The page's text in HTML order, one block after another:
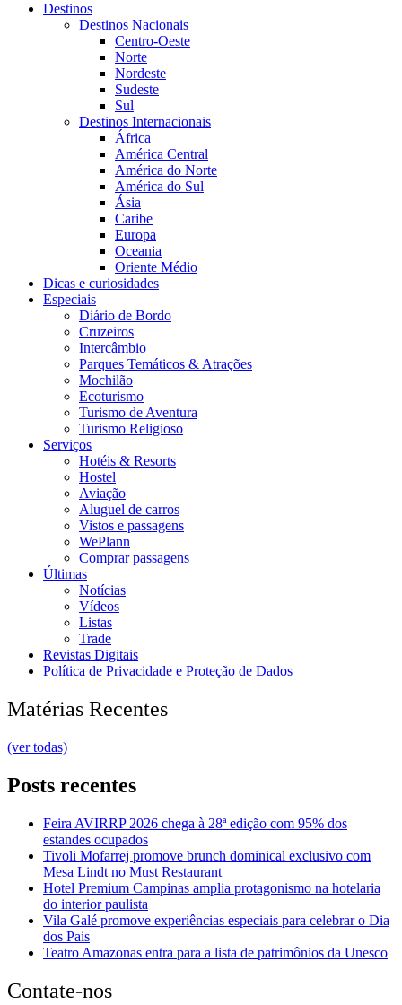
Destinos
Destinos Nacionais
Centro-Oeste
Norte
Nordeste
Sudeste
Sul
Destinos Internacionais
África
América Central
América do Norte
América do Sul
Ásia
Caribe
Europa
Oceania
Oriente Médio
Dicas e curiosidades
Especiais
Diário de Bordo
Cruzeiros
Intercâmbio
Parques Temáticos & Atrações
Mochilão
Ecoturismo
Turismo de Aventura
Turismo Religioso
Serviços
Hotéis & Resorts
Hostel
Aviação
Aluguel de carros
Vistos e passagens
WePlann
Comprar passagens
Últimas
Notícias
Vídeos
Listas
Trade
Revistas Digitais
Política de Privacidade e Proteção de Dados
Matérias Recentes
(ver todas)
Posts recentes
Feira AVIRRP 2026 chega à 28ª edição com 95% dos
estandes ocupados
Tivoli Mofarrej promove brunch dominical exclusivo com
Mesa Lindt no Must Restaurant
Hotel Premium Campinas amplia protagonismo na hotelaria
do interior paulista
Vila Galé promove experiências especiais para celebrar o Dia
dos Pais
Teatro Amazonas entra para a lista de patrimônios da Unesco
Contate-nos